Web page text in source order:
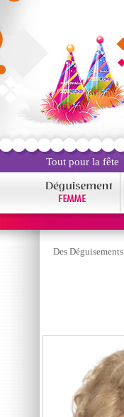
Tout pour la fête
Des Déguisements